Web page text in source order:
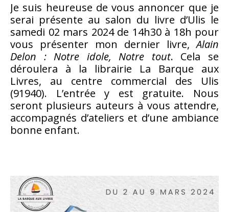
Je suis heureuse de vous annoncer que je
serai présente au salon du livre d’Ulis le
samedi 02 mars 2024 de 14h30 à 18h pour
vous présenter mon dernier livre,Alain
Delon : Notre idole, Notre tout. Cela se
déroulera à la librairie La Barque aux
Livres, au centre commercial des Ulis
(91940). L’entrée y est gratuite. Nous
seront plusieurs auteurs à vous attendre,
accompagnés d’ateliers et d’une ambiance
bonne enfant.